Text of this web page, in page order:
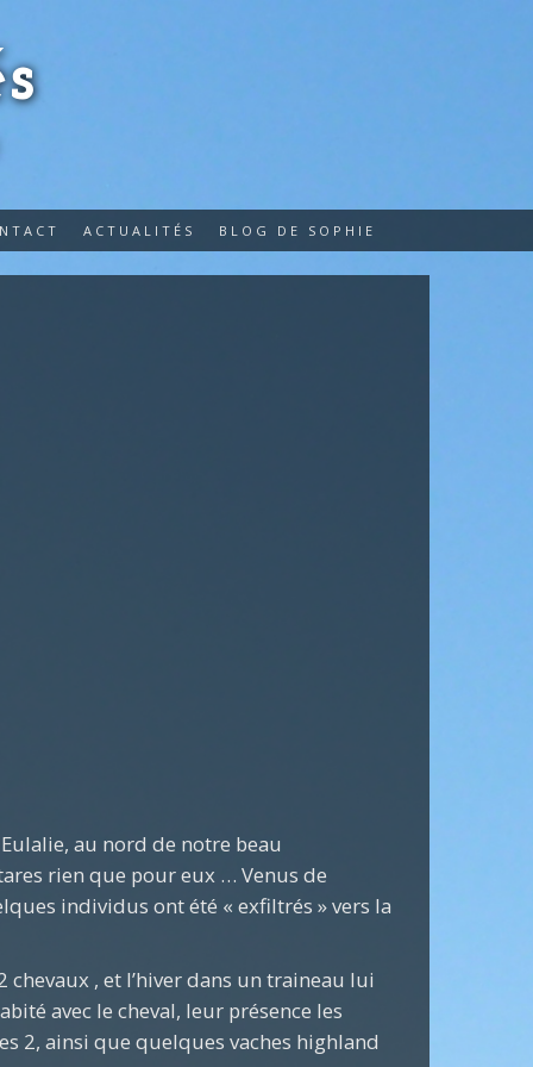
ACTUALITÉS BLOG DE SOPHIE
au nord de notre beau
rien que pour eux … Venus de
individus ont été « exfiltrés » vers la
, et l’hiver dans un traineau lui
avec le cheval, leur présence les
2, ainsi que quelques vaches highland